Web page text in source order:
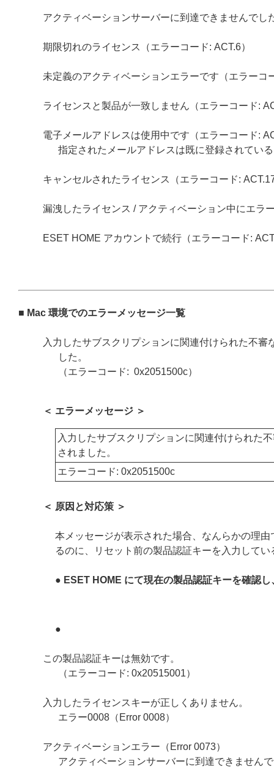
アクティベーションサーバーに到達できませんでし
期限切れのライセンス（エラーコード: ACT.6）
未定義のアクティベーションエラーです（エラーコ
ライセンスと製品が一致しません（エラーコード:
電子メールアドレスは使用中です（エラーコード:
指定されたメールアドレスは既に登録されている
キャンセルされたライセンス（エラーコード:
漏洩したライセンス / アクティベーション中にエラ
ESET HOME アカウントで続行（エラーコード:
■ Mac 環境でのエラーメッセージ一覧
入力したサブスクリプションに関連付けられた不
した。
（エラーコード: 0x2051500c）
＜ エラーメッセージ ＞
入力したサブスクリプションに関連付けられた
されました。
エラーコード: 0x2051500c
＜ 原因と対応策 ＞
本メッセージが表示された場合、なんらかの理
るのに、リセット前の製品認証キーを入力して
● ESET HOME にて現在の製品認証キーを確認
●
この製品認証キーは無効です。
（エラーコード: 0x20515001）
入力したライセンスキーが正しくありません。
エラー0008（Error 0008）
アクティベーションエラー（Error 0073）
アクティベーションサーバーに到達できません